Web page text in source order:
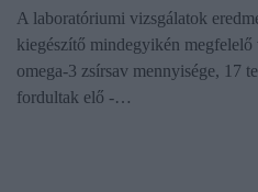
A laboratóriumi vizsgálatok
kiegészítő mindegyikén
omega-3 zsírsav mennyisége, 17
fordultak elő -…